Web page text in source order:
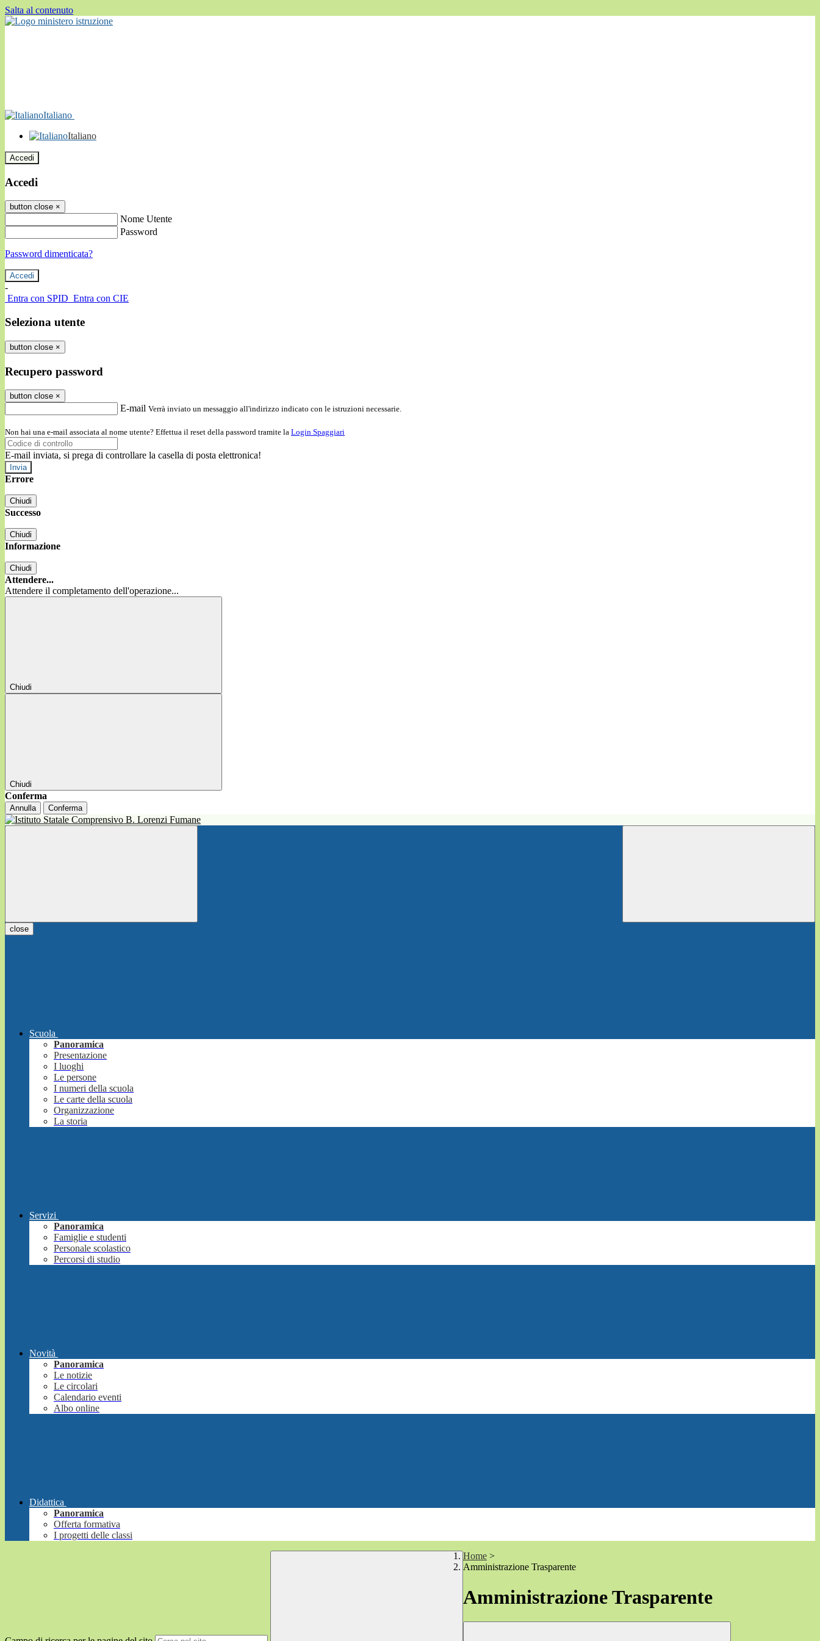
Salta al contenuto
Italiano
Italiano
Accedi
Accedi
button close ×
Nome Utente
Password
Password dimenticata?
-
Entra con SPID Entra con CIE
Seleziona utente
button close ×
Recupero password
button close ×
E-mail Verrà inviato un messaggio all'indirizzo indicato con le istruzioni necessarie.
Non hai una e-mail associata al nome utente? Effettua il reset della password tramite la Login Spaggiari
E-mail inviata, si prega di controllare la casella di posta elettronica!
Errore
Chiudi
Successo
Chiudi
Informazione
Chiudi
Attendere...
Attendere il completamento dell'operazione...
Chiudi
Chiudi
Conferma
Annulla Conferma
close
Scuola
Panoramica
Presentazione
I luoghi
Le persone
I numeri della scuola
Le carte della scuola
Organizzazione
La storia
Servizi
Panoramica
Famiglie e studenti
Personale scolastico
Percorsi di studio
Novità
Panoramica
Le notizie
Le circolari
Calendario eventi
Albo online
Didattica
Panoramica
Offerta formativa
I progetti delle classi
Home >
Amministrazione Trasparente
Amministrazione Trasparente